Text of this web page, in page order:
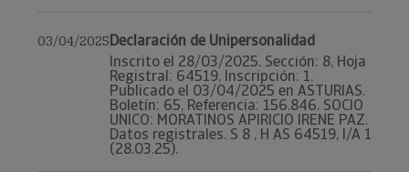
03/04/2025Declaración de Unipersonalidad
Inscrito el 28/03/2025. Sección: 8, Hoja
Registral: 64519, Inscripción: 1.
Publicado el 03/04/2025 en ASTURIAS.
Boletín: 65, Referencia: 156.846. SOCIO
UNICO: MORATINOS APIRICIO IRENE PAZ.
Datos registrales. S 8 , H AS 64519, I/A 1
(28.03.25).